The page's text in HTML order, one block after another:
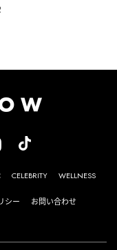
CELEBRITY
WELLNESS
シー
お問い合わせ